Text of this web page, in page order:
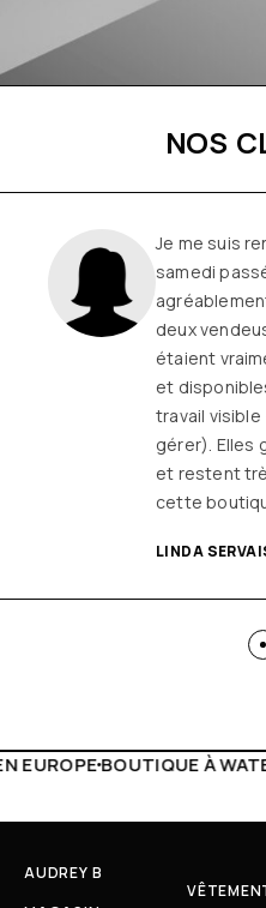
NOS
Je me suis
samedi
deux
étaient
et
travail
gérer). Elles
et restent
cette
LINDA
LIVRAISON
AUDREY B